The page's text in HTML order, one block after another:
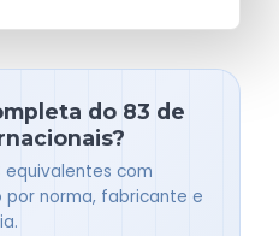
do 83 de
equivalentes com
norma, fabricante e